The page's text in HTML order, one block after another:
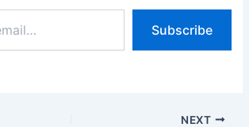
Subscribe
NEXT